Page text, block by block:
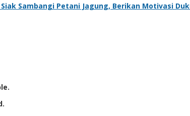
Sambangi Petani Jagung, Berikan Motivasi